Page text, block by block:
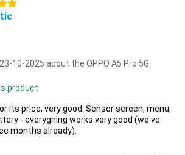
10-2025 about the OPPO A5 Pro 5G
product
its price, very good. Sensor screen, menu,
- everyghing works very good (we've
months already).